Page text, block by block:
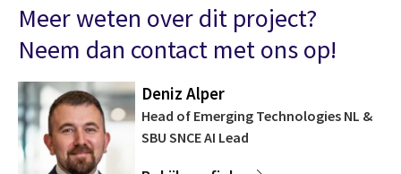
Meer weten over dit project?
Neem dan contact met ons op!
Deniz Alper
Head of Emerging Technologies NL &
SBU SNCE AI Lead